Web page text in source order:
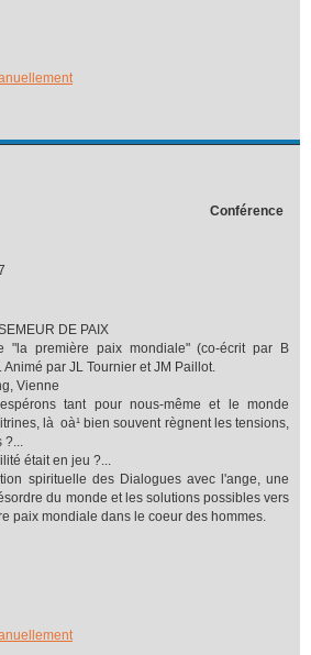
Conférence
DE PAIX
"la première paix mondiale" (co-écrit par B
par JL Tournier et JM Paillot.
Vienne
tant pour nous-même et le monde
là oà¹ bien souvent règnent les tensions,
était en jeu ?...
spirituelle des Dialogues avec l'ange, une
du monde et les solutions possibles vers
paix mondiale dans le coeur des hommes.